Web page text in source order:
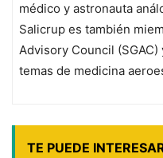
médico y astronauta
Salicrup es también
Advisory Council
temas de medicina
TE PUEDE